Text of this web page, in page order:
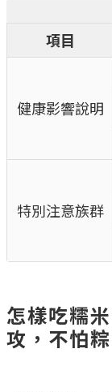
項目
健康影響說明
特別注意族群
怎樣吃糯
攻，不怕